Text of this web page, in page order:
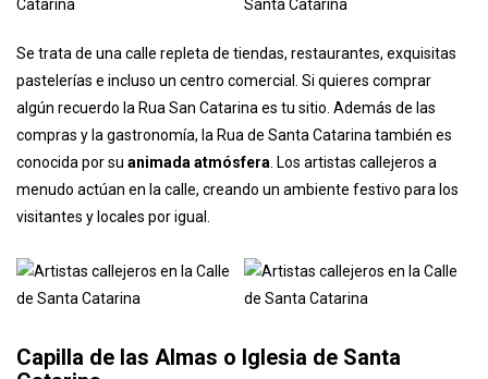
Majestic
, conocido por su arquitectura art nouveau y su ambiente
Se trata de una calle repleta de tiendas, restaurantes, exquisitas
pastelerías e incluso un centro comercial. Si quieres comprar
algún recuerdo la Rua San Catarina es tu sitio. Además de las
conocida por suanimada atmósfera. Los artistas callejeros a
menudo actúan en la calle, creando un ambiente festivo para los